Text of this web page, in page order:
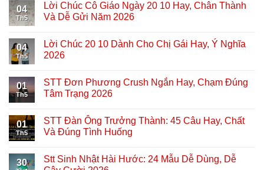
04
Th5
Lời Chúc Cô Giáo Ngày 20 10 Hay, Chân Thành
Và Dễ Gửi Năm 2026
04
Th5
Lời Chúc 20 10 Dành Cho Chị Gái Hay, Ý Nghĩa
2026
01
Th5
STT Đơn Phương Crush Ngắn Hay, Chạm Đúng
Tâm Trạng 2026
01
Th5
STT Đàn Ông Trưởng Thành: 45 Câu Hay, Chất
Và Đúng Tình Huống
30
Stt Sinh Nhật Hài Hước: 24 Mẫu Dễ Dùng, Dễ